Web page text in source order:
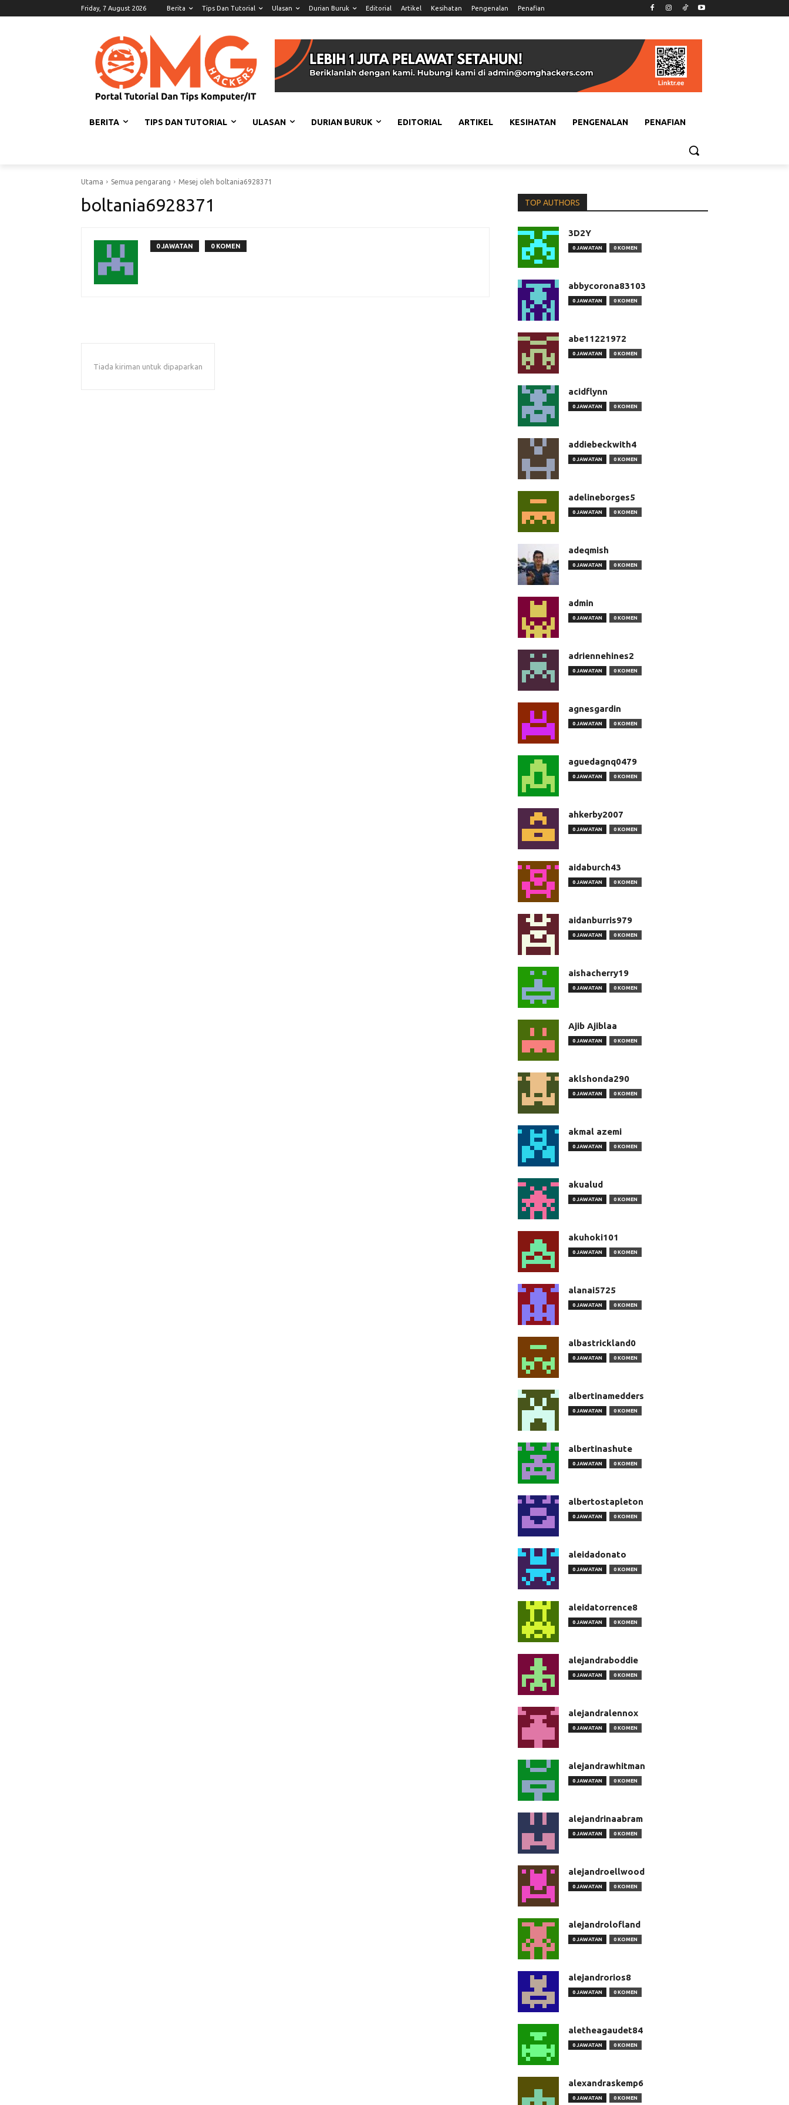
Friday, 7 August 2026 Berita Tips Dan Tutorial Ulasan Durian Buruk Editorial Artikel Kesihatan Pengenalan Penafian
BERITA TIPS DAN TUTORIAL ULASAN DURIAN BURUK EDITORIAL ARTIKEL KESIHATAN PENGENALAN PENAFIAN
Utama Semua pengarang Mesej oleh boltania6928371
boltania6928371
0 JAWATAN 0 KOMEN
Tiada kiriman untuk dipaparkan
TOP AUTHORS
3D2Y
0 JAWATAN 0 KOMEN
abbycorona83103
0 JAWATAN 0 KOMEN
abe11221972
0 JAWATAN 0 KOMEN
acidflynn
0 JAWATAN 0 KOMEN
addiebeckwith4
0 JAWATAN 0 KOMEN
adelineborges5
0 JAWATAN 0 KOMEN
adeqmish
0 JAWATAN 0 KOMEN
admin
0 JAWATAN 0 KOMEN
adriennehines2
0 JAWATAN 0 KOMEN
agnesgardin
0 JAWATAN 0 KOMEN
aguedagnq0479
0 JAWATAN 0 KOMEN
ahkerby2007
0 JAWATAN 0 KOMEN
aidaburch43
0 JAWATAN 0 KOMEN
aidanburris979
0 JAWATAN 0 KOMEN
aishacherry19
0 JAWATAN 0 KOMEN
Ajib Ajiblaa
0 JAWATAN 0 KOMEN
aklshonda290
0 JAWATAN 0 KOMEN
akmal azemi
0 JAWATAN 0 KOMEN
akualud
0 JAWATAN 0 KOMEN
akuhoki101
0 JAWATAN 0 KOMEN
alanai5725
0 JAWATAN 0 KOMEN
albastrickland0
0 JAWATAN 0 KOMEN
albertinamedders
0 JAWATAN 0 KOMEN
albertinashute
0 JAWATAN 0 KOMEN
albertostapleton
0 JAWATAN 0 KOMEN
aleidadonato
0 JAWATAN 0 KOMEN
aleidatorrence8
0 JAWATAN 0 KOMEN
alejandraboddie
0 JAWATAN 0 KOMEN
alejandralennox
0 JAWATAN 0 KOMEN
alejandrawhitman
0 JAWATAN 0 KOMEN
alejandrinaabram
0 JAWATAN 0 KOMEN
alejandroellwood
0 JAWATAN 0 KOMEN
alejandrolofland
0 JAWATAN 0 KOMEN
alejandrorios8
0 JAWATAN 0 KOMEN
aletheagaudet84
0 JAWATAN 0 KOMEN
alexandraskemp6
0 JAWATAN 0 KOMEN